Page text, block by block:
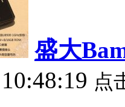
盛大
点